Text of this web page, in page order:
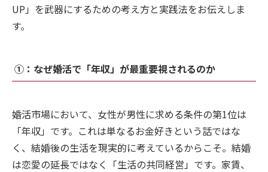
UP」を武器にするための考え方と実践法をお伝えしま
す。
①：なぜ婚活で「年収」が最重要視されるのか
婚活市場において、女性が男性に求める条件の第1位は
「年収」です。これは単なるお金好きという話ではな
く、結婚後の生活を現実的に考えているからこそ。結婚
は恋愛の延長ではなく「生活の共同経営」です。家賃、